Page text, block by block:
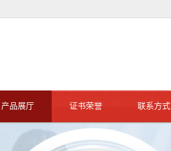
产品展厅 证书荣誉 联系方式